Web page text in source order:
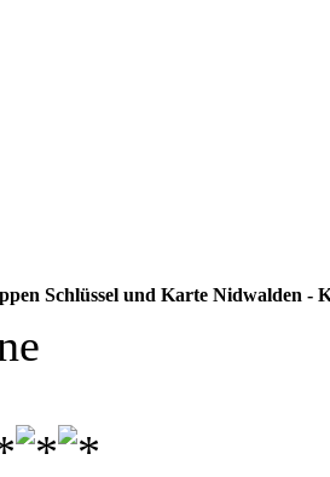
Schlüssel und Karte Nidwalden -